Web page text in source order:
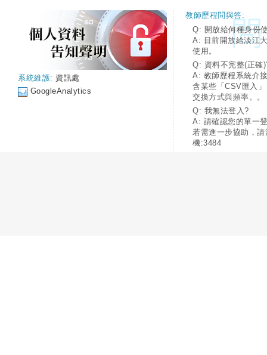
系統維護: 資訊處
GoogleAnalytics
教師歷程問與答:
Q: 開放給何種身份
A: 目前開放給淡江
使用。
Q: 資料不完整(正確
A: 教師歷程系統介
含某些「CSV匯入
交換方式與頻率。。
Q: 我無法登入?
A: 請確認您的單一
若需進一步協助，
機:3484